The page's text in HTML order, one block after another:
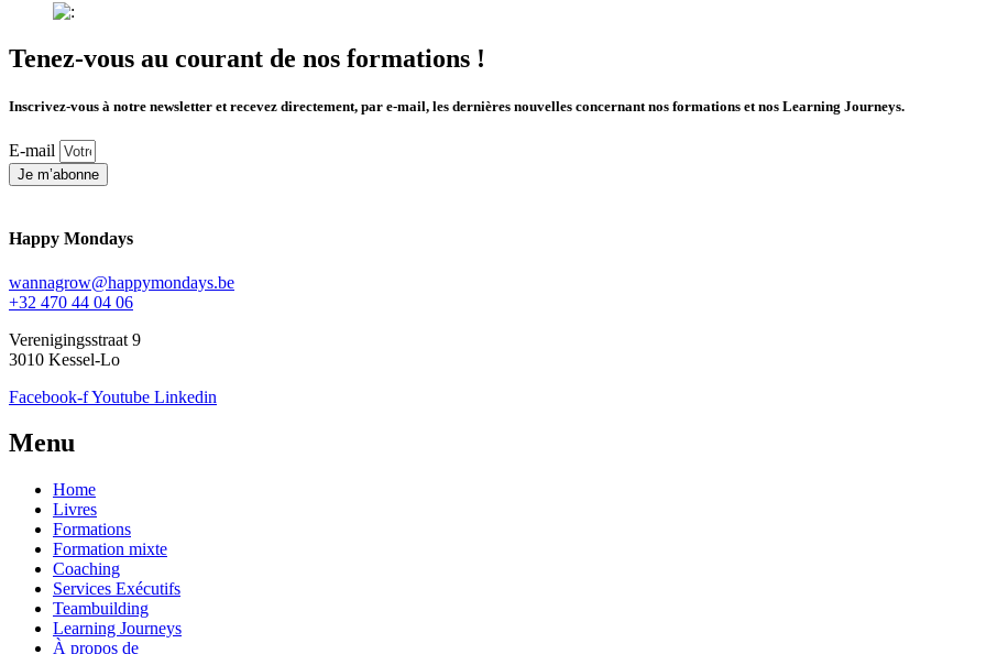
Tenez-vous au courant de nos formations !
Inscrivez-vous à notre newsletter et recevez directement, par e-mail, les dernières nouvelles concernant nos formations et nos Learning Journeys.
E-mail
Je m’abonne
Happy Mondays
wannagrow@happymondays.be
+32 470 44 04 06
Verenigingsstraat 9
3010 Kessel-Lo
Facebook-fYoutube Linkedin
Menu
Home
Livres
Formations
Formation mixte
Coaching
Services Exécutifs
Teambuilding
Learning Journeys
À propos de